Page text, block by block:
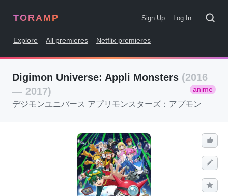
TORAMP Sign Up Log In
Explore All premieres Netflix premieres
Digimon Universe: Appli Monsters (2016
— 2017)
anime
デジモンユニバース アプリモンスターズ：アプモン